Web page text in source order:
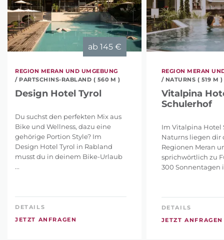
ab 145 €
REGION MERAN UND UMGEBUNG
/ PARTSCHINS-RABLAND ( 560 M )
Design Hotel Tyrol
Du suchst den perfekten Mix aus
Bike und Wellness, dazu eine
gehörige Portion Style? Im
Design Hotel Tyrol in Rabland
musst du in deinem Bike-Urlaub
...
DETAILS
JETZT ANFRAGEN
REGION MERAN
/ NATURNS ( 519 M )
Vitalpina
Schulerhof
Im Vitalpina Hotel
Naturns liegen dir
Regionen Meran
sprichwörtlich zu
300 Sonnentagen
DETAILS
JETZT ANFRAGEN